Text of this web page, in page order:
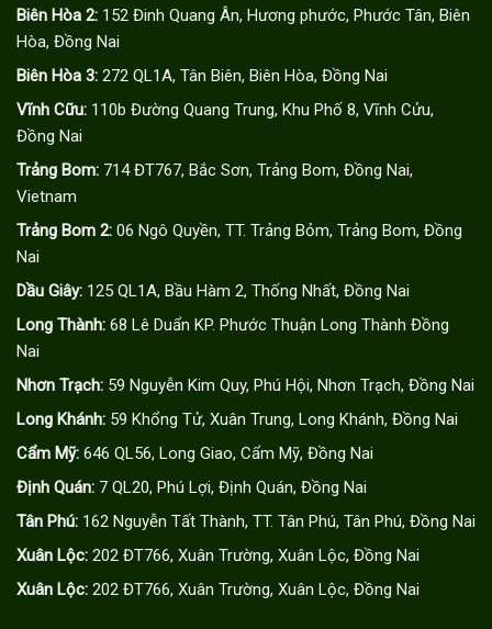
Biên Hòa 2: 152 Đinh Quang Ân, Hương phước, Phước Tân, Biên
Hòa, Đồng Nai
Biên Hòa 3: 272 QL1A, Tân Biên, Biên Hòa, Đồng Nai
Vĩnh Cữu: 110b Đường Quang Trung, Khu Phố 8, Vĩnh Cửu,
Đồng Nai
Trảng Bom: 714 ĐT767, Bắc Sơn, Trảng Bom, Đồng Nai,
Vietnam
Trảng Bom 2: 06 Ngô Quyền, TT. Trảng Bỏm, Trảng Bom, Đồng
Nai
Dầu Giây: 125 QL1A, Bầu Hàm 2, Thống Nhất, Đồng Nai
Long Thành: 68 Lê Duẩn KP. Phước Thuận Long Thành Đồng
Nai
Nhơn Trạch: 59 Nguyễn Kim Quy, Phú Hội, Nhơn Trạch, Đồng Nai
Long Khánh: 59 Khổng Tử, Xuân Trung, Long Khánh, Đồng Nai
Cẩm Mỹ: 646 QL56, Long Giao, Cẩm Mỹ, Đồng Nai
Định Quán: 7 QL20, Phú Lợi, Định Quán, Đồng Nai
Tân Phú: 162 Nguyễn Tất Thành, TT. Tân Phú, Tân Phú, Đồng Nai
Xuân Lộc: 202 ĐT766, Xuân Trường, Xuân Lộc, Đồng Nai
Xuân Lộc: 202 ĐT766, Xuân Trường, Xuân Lộc, Đồng Nai